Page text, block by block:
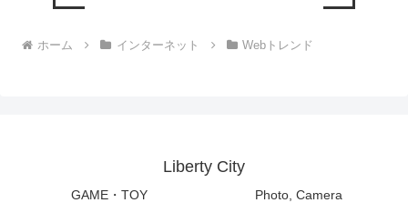
ホーム インターネット Webトレンド
Liberty City
GAME・TOY
Photo, Camera